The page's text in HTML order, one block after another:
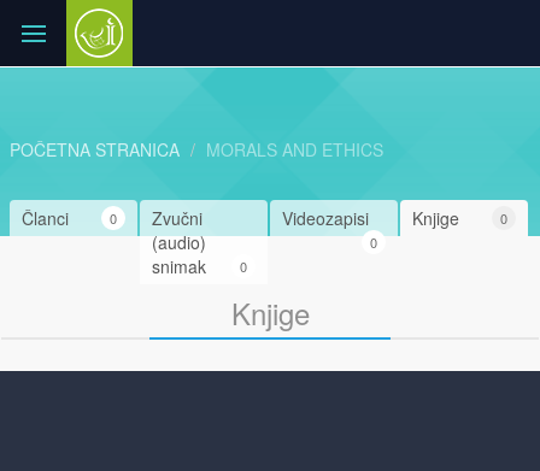
POČETNA STRANICA MORALS AND ETHICS
Knjige 0
Videozapisi
0
Zvučni
(audio)
snimak
0
Članci 0
Knjige